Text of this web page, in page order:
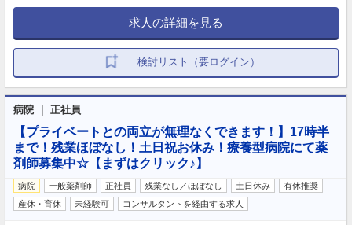
求人の詳細を見る
検討リスト（要ログイン）
病院 ｜ 正社員
【プライベートとの両立が無理なくできます！】17時半
まで！残業ほぼなし！土日祝お休み！療養型病院にて薬
剤師募集中☆【まずはクリック♪】
病院 一般薬剤師 正社員 残業なし／ほぼなし 土日休み
有休推奨
産休・育休
未経験可 コンサルタントを経由する求人